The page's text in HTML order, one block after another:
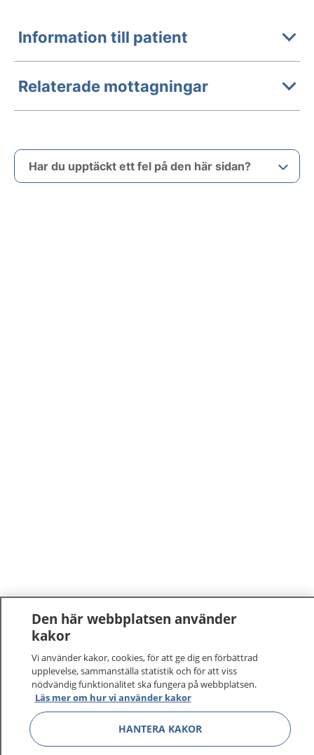
Information till patient
Relaterade mottagningar
Har du upptäckt ett fel på den här sidan?
Den här webbplatsen använder
kakor
Vi använder kakor, cookies, för att ge dig en förbättrad
upplevelse, sammanställa statistik och för att viss
nödvändig funktionalitet ska fungera på webbplatsen.
Läs mer om hur vi använder kakor
HANTERA KAKOR